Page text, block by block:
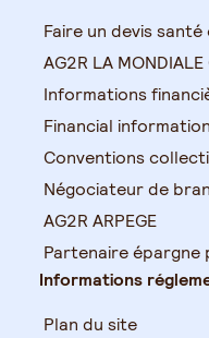
Faire un devis santé
AG2R LA
Informations
Financial
Conventions
Négociateur de
AG2R ARPEGE
Partenaire épargne
Informations
Plan du site